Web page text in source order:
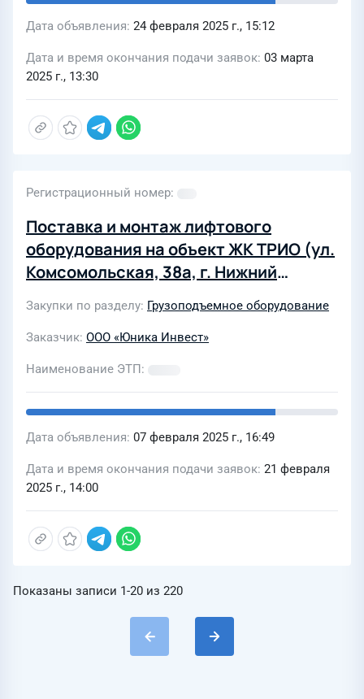
Дата объявления 24 февраля 2025 г., 15:12
Дата и время окончания подачи заявок 03 марта
2025 г., 13:30
Регистрационный номер
Поставка и монтаж лифтового
оборудования на объект ЖК ТРИО (ул.
Комсомольская, 38а, г. Нижний
Закупки по разделу Грузоподъемное оборудование
Заказчик ООО «Юника Инвест»
Наименование ЭТП
Дата объявления 07 февраля 2025 г., 16:49
Дата и время окончания подачи заявок 21 февраля
2025 г., 14:00
Показаны записи 1-20 из 220